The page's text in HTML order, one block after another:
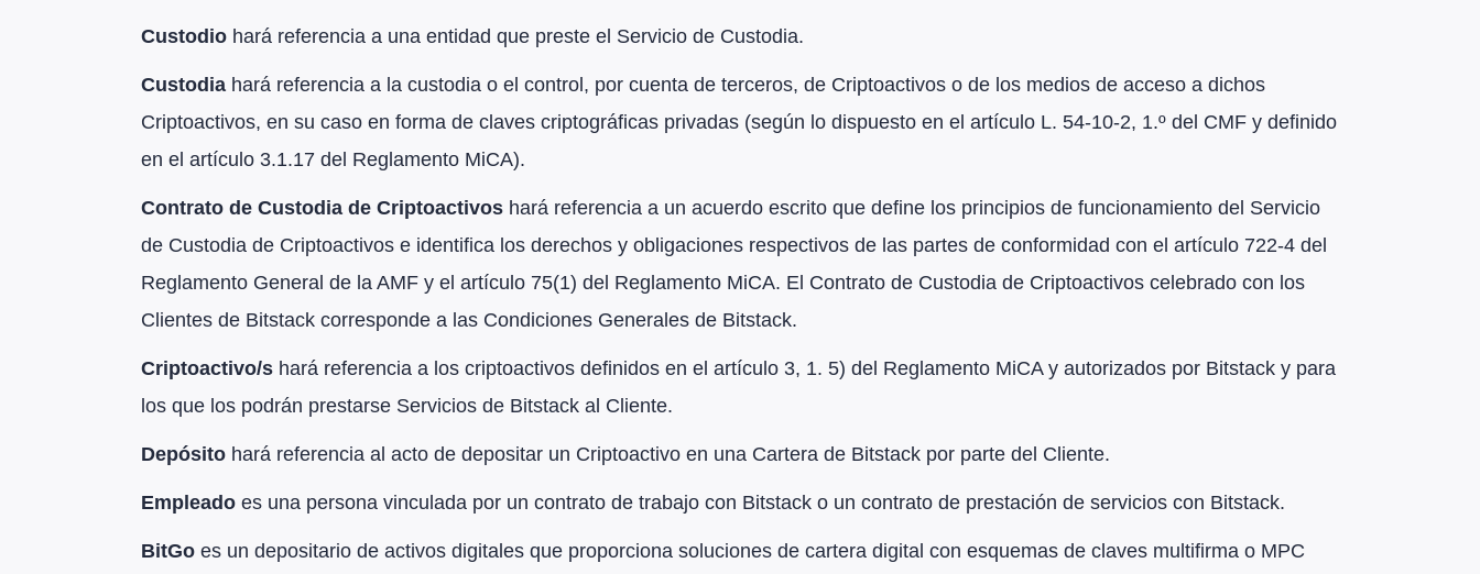
Custodio hará referencia a una entidad que preste el Servicio de Custodia.
Custodia hará referencia a la custodia o el control, por cuenta de terceros, de Criptoactivos o de los medios de acceso a dichos
Criptoactivos, en su caso en forma de claves criptográficas privadas (según lo dispuesto en el artículo L. 54-10-2, 1.º del CMF y definido
en el artículo 3.1.17 del Reglamento MiCA).
Contrato de Custodia de Criptoactivos hará referencia a un acuerdo escrito que define los principios de funcionamiento del Servicio
de Custodia de Criptoactivos e identifica los derechos y obligaciones respectivos de las partes de conformidad con el artículo 722-4 del
Reglamento General de la AMF y el artículo 75(1) del Reglamento MiCA. El Contrato de Custodia de Criptoactivos celebrado con los
Clientes de Bitstack corresponde a las Condiciones Generales de Bitstack.
Criptoactivo/s hará referencia a los criptoactivos definidos en el artículo 3, 1. 5) del Reglamento MiCA y autorizados por Bitstack y para
los que los podrán prestarse Servicios de Bitstack al Cliente.
Depósito hará referencia al acto de depositar un Criptoactivo en una Cartera de Bitstack por parte del Cliente.
Empleado es una persona vinculada por un contrato de trabajo con Bitstack o un contrato de prestación de servicios con Bitstack.
BitGo es un depositario de activos digitales que proporciona soluciones de cartera digital con esquemas de claves multifirma o MPC